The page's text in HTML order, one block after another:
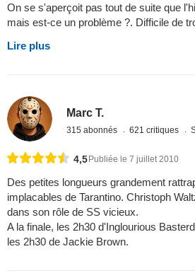
On se s'aperçoit pas tout de suite que
mais est-ce un problème ?. Difficile de
Lire plus
Marc T.
315 abonnés 621 critiques
4,5 Publiée le 7 juillet 2010
Des petites longueurs grandement
implacables de Tarantino. Christoph
dans son rôle de SS vicieux.
A la finale, les 2h30 d'Inglourious
les 2h30 de Jackie Brown.